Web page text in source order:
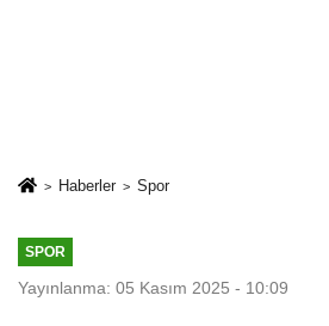
Haberler Spor
SPOR
Yayınlanma: 05 Kasım 2025 - 10:09